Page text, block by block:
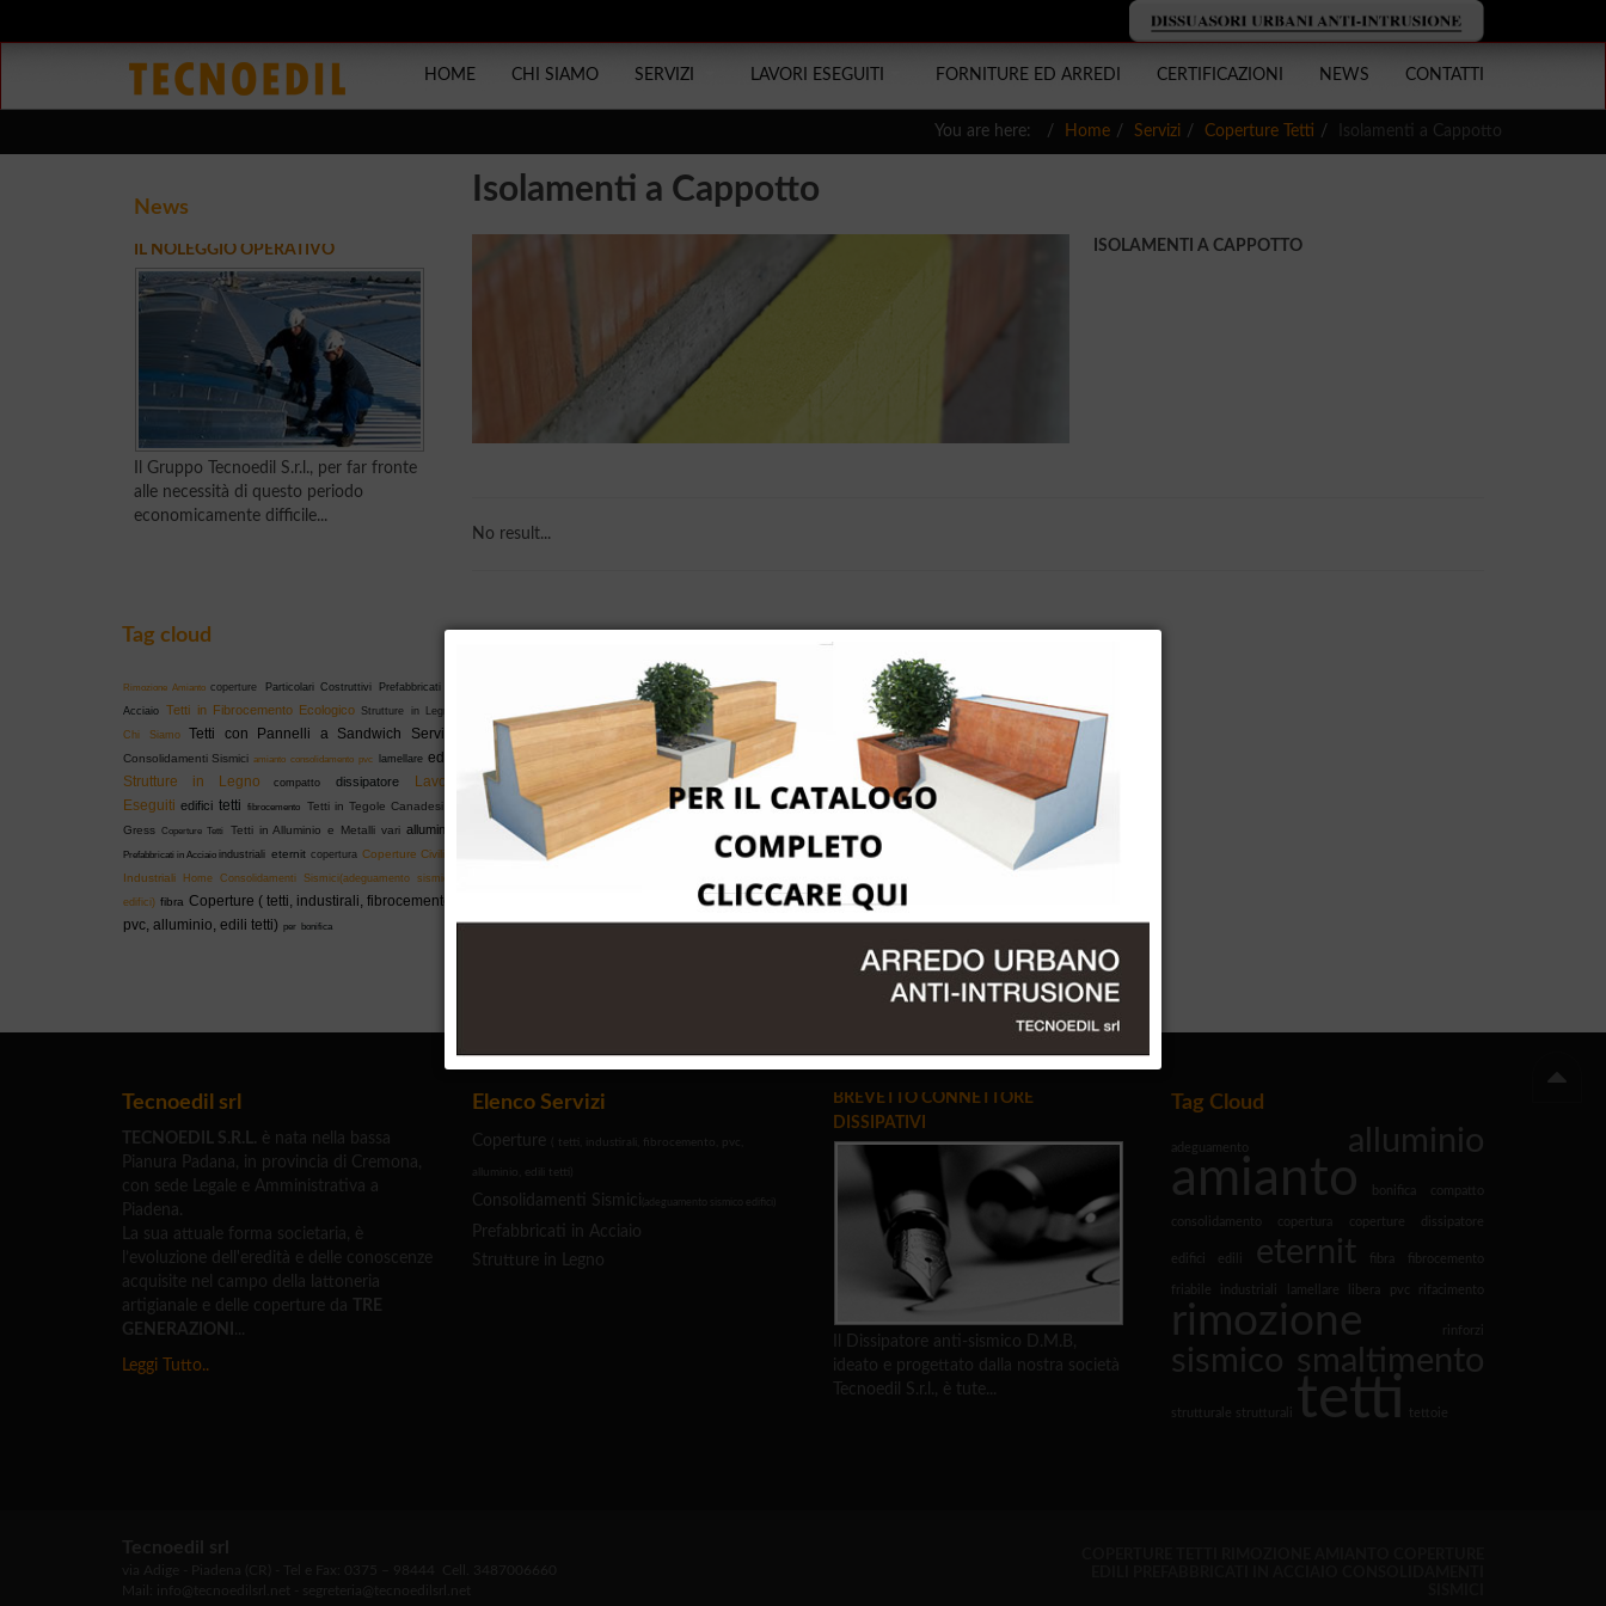
HOME CHI SIAMO SERVIZI LAVORI ESEGUITI FORNITURE ED ARREDI CERTIFICAZIONI NEWS CONTATTI
You are here: Home Servizi Coperture Tetti Isolamenti a Cappotto
Isolamenti a Cappotto
ISOLAMENTI A CAPPOTTO
No result...
News
IL NOLEGGIO OPERATIVO
Il Gruppo Tecnoedil S.r.l., per far fronte
alle necessità di questo periodo
economicamente difficile...
Tag cloud
Rimozione Amiantocoperture Particolari Costruttivi
Prefabbricati in
Acciaio
Tetti in Fibrocemento Ecologico Strutture in Legno
Chi Siamo Tetti con Pannelli a Sandwich Servizi
Consolidamenti Sismici amianto consolidamento pvc lamellare edili
Strutture in Legnocompatto dissipatore
Lavori
Eseguitiedifici tetti fibrocemento
Tetti in Tegole Canadesi o
Gress Coperture Tetti Tetti in Alluminio e Metalli varialluminio
Prefabbricati in Acciaioindustriali eternit copertura Coperture Civili e
Industriali
Home Consolidamenti Sismici(adeguamento sismico
edifici) fibra Coperture ( tetti, industirali, fibrocemento,
pvc, alluminio, edili tetti) per bonifica
Tecnoedil srl
TECNOEDIL S.R.L. è nata nella bassa
Pianura Padana, in provincia di Cremona,
con sede Legale e Amministrativa a
Piadena.
La sua attuale forma societaria, è
l’evoluzione dell'eredità e delle conoscenze
acquisite nel campo della lattoneria
artigianale e delle coperture da
TRE
GENERAZIONI ...
Leggi Tutto..
Elenco Servizi
Coperture ( tetti, industirali, fibrocemento, pvc,
Consolidamenti Sismici (adeguamento sismico edifici)
Prefabbricati in Acciaio
Strutture in Legno
BREVETTO CONNETTORE
DISSIPATIVI
Il Dissipatore anti-sismico D.M.B,
ideato e progettato dalla nostra società
Tecnoedil S.r.l., è tute...
Tag Cloud
adeguamento alluminio
amianto compatto
consolidamento copertura coperture dissipatore
eternit fibra fibrocemento
friabile industriali lamellare libera rifacimento
rimozione rinforzi
sismico smaltimento
strutturale strutturali tetti